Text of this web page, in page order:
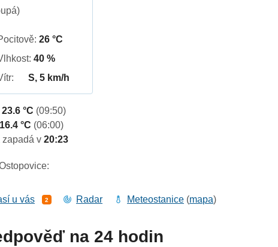
26 °C
40 %
S, 5 km/h
23.6 °C (09:50)
16.4 °C (06:00)
zapadá v20:23
u vás 2 Radar Meteostanice (mapa)
na 24 hodin